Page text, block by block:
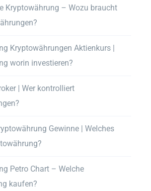
Kryptowährung – Wozu braucht
Kryptowährungen Aktienkurs |
worin investieren?
| Wer kontrolliert
Gewinne | Welches
Petro Chart – Welche
kaufen?